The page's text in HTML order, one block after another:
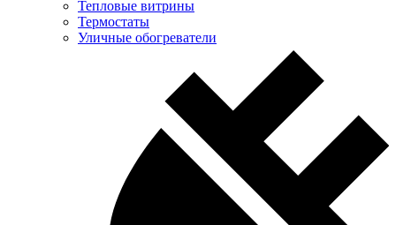
Тепловые витрины
Термостаты
Уличные обогреватели